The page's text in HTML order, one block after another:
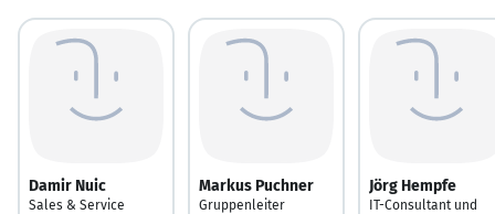
Damir Nuic
Sales & Service
Markus Puchner
Gruppenleiter
Jörg Hempfe
IT-Consultant und